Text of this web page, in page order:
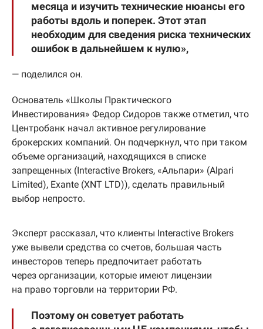
месяца и изучить технические нюансы его
работы вдоль и поперек. Этот этап
необходим для сведения риска технических
ошибок в дальнейшем к нулю»,
— поделился он.
Основатель «Школы Практического
Инвестирования» Федор Сидоров также отметил, что
Центробанк начал активное регулирование
брокерских компаний. Он подчеркнул, что при таком
объеме организаций, находящихся в списке
запрещенных (Interactive Brokers, «Альпари» (Alpari
Limited), Exante (XNT LTD)), сделать правильный
выбор непросто.
Эксперт рассказал, что клиенты Interactive Brokers
уже вывели средства со счетов, большая часть
инвесторов теперь предпочитает работать
через организации, которые имеют лицензии
на право торговли на территории РФ.
Поэтому он советует работать